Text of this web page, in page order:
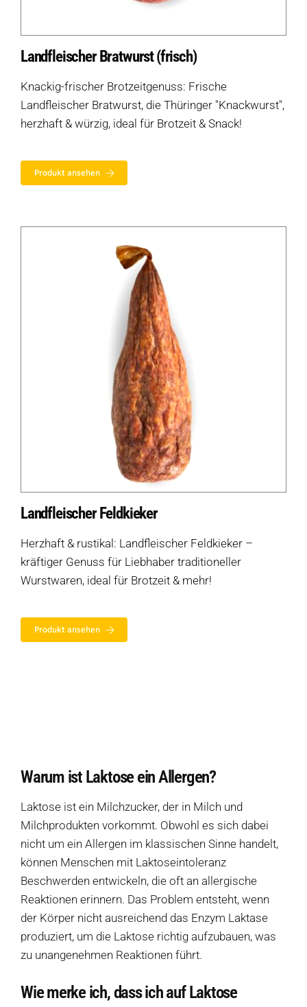
Landfleischer Bratwurst (frisch)
Knackig-frischer Brotzeitgenuss: Frische
Landfleischer Bratwurst, die Thüringer "Knackwurst",
herzhaft & würzig, ideal für Brotzeit & Snack!
Produkt ansehen
Landfleischer Feldkieker
Herzhaft & rustikal: Landfleischer Feldkieker –
kräftiger Genuss für Liebhaber traditioneller
Wurstwaren, ideal für Brotzeit & mehr!
Produkt ansehen
Warum ist Laktose ein Allergen?
Laktose ist ein Milchzucker, der in Milch und
Milchprodukten vorkommt. Obwohl es sich dabei
nicht um ein Allergen im klassischen Sinne handelt,
können Menschen mit Laktoseintoleranz
Beschwerden entwickeln, die oft an allergische
Reaktionen erinnern. Das Problem entsteht, wenn
der Körper nicht ausreichend das Enzym Laktase
produziert, um die Laktose richtig aufzubauen, was
zu unangenehmen Reaktionen führt.
Wie merke ich, dass ich auf Laktose
Auf dieser Seite
Welche Produkte sollte ich meiden, wenn ich keine Laktose vertrage?
Wie wird Laktose in Zutatenlisten noch bezeichnet?
Welche allergiefreien Alternativen ersetzen Laktose?
Quellen
Weitere Ressourcen